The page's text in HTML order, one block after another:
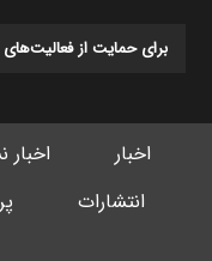
برای حمایت از
اخبار
انتشارات